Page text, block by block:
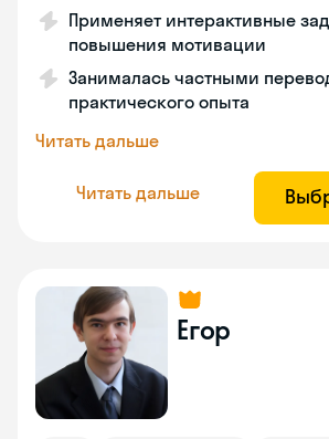
Применяет интерактивные
повышения мотивации
Занималась частными
практического опыта
Читать дальше
Читать дальше
Егор